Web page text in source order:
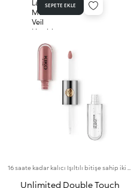
SEPETE EKLE
Unlimited Double Touch